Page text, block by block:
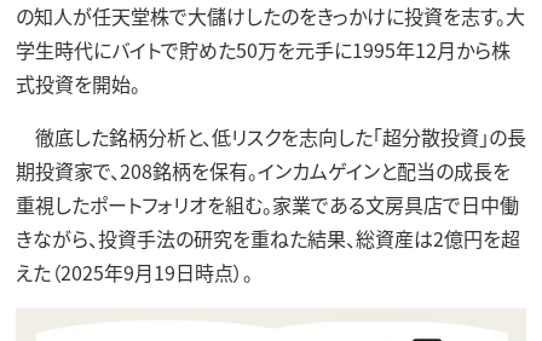
の知人が任天堂株で大儲けしたのをきっかけに投資を志す。大
学生時代にバイトで貯めた50万を元手に1995年12月から株
式投資を開始。
徹底した銘柄分析と、低リスクを志向した「超分散投資」の長
期投資家で、208銘柄を保有。インカムゲインと配当の成長を
重視したポートフォリオを組む。家業である文房具店で日中働
きながら、投資手法の研究を重ねた結果、総資産は2億円を超
えた（2025年9月19日時点）。